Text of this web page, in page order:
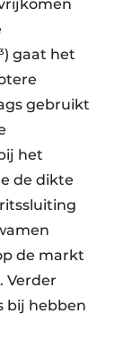
gaat het
gebruikt
het
de dikte
de markt
Verder
bij hebben